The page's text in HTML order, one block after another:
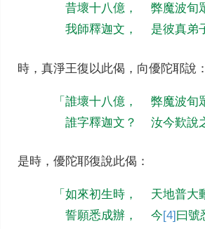
昔壞十八億 ，
弊魔波旬
我師釋迦文 ， 是彼真弟
時 ，真淨王復以此偈 ， 向優陀耶說
「誰壞十八億 ，
弊魔波旬
誰字釋迦文 ？ 汝今歎說
是時 ，優陀耶復說此偈 ：
「如來初生時 ，
天地普大
誓願悉成辦 ， 今[4] 曰號